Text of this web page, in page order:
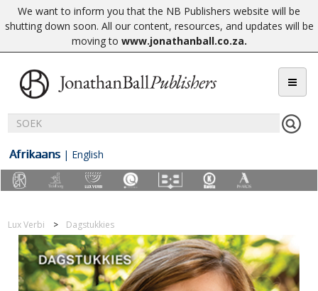
We want to inform you that the NB Publishers website will be
shutting down soon. All our content, resources, and updates will be
moving to www.jonathanball.co.za.
Afrikaans | English
Lux Verbi Dagstukkies